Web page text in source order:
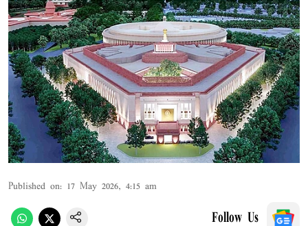
Published on: 17 May 2026, 4:15 am
Follow Us